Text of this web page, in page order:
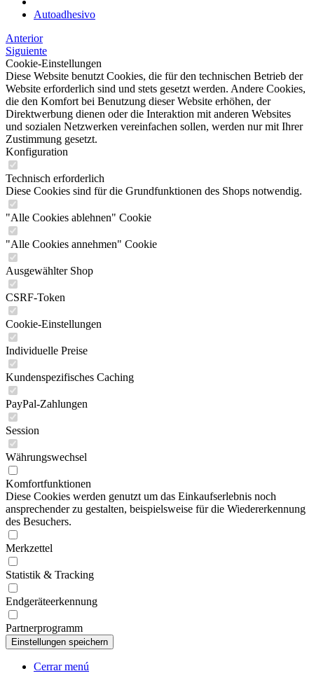
Autoadhesivo
Anterior
Siguiente
Cookie-Einstellungen
Diese Website benutzt Cookies, die für den technischen Betrieb der
Website erforderlich sind und stets gesetzt werden. Andere Cookies,
die den Komfort bei Benutzung dieser Website erhöhen, der
Direktwerbung dienen oder die Interaktion mit anderen Websites
und sozialen Netzwerken vereinfachen sollen, werden nur mit Ihrer
Zustimmung gesetzt.
Konfiguration
Technisch erforderlich
Diese Cookies sind für die Grundfunktionen des Shops notwendig.
"Alle Cookies ablehnen" Cookie
"Alle Cookies annehmen" Cookie
Ausgewählter Shop
CSRF-Token
Cookie-Einstellungen
Individuelle Preise
Kundenspezifisches Caching
PayPal-Zahlungen
Session
Währungswechsel
Komfortfunktionen
Diese Cookies werden genutzt um das Einkaufserlebnis noch
ansprechender zu gestalten, beispielsweise für die Wiedererkennung
des Besuchers.
Merkzettel
Statistik & Tracking
Endgeräteerkennung
Partnerprogramm
Cerrar menú